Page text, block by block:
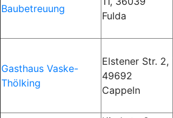
Baubetreuung
Fulda
Gasthaus Vaske-
Thölking
Elstener Str. 2,
49692
Cappeln